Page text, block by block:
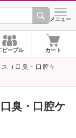
ショッ
メニュー
ピープル カート
（口臭・口腔ケ
臭・口腔ケ